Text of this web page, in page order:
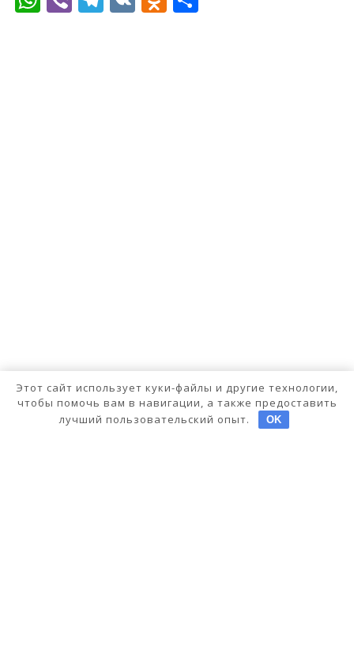
Этот сайт использует куки-файлы и другие технологии,
чтобы помочь вам в навигации, а также предоставить
лучший пользовательский опыт.
OK